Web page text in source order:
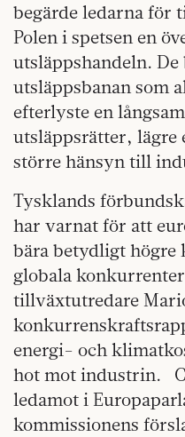
begärde ledarna för
Polen i spetsen en
utsläppshandeln.
utsläppsbanan som
efterlyste en
utsläppsrätter, lägre
större hänsyn till
Tysklands
har varnat för att
bära betydligt högre
globala
tillväxtutredare
energi- och
hot mot industrin.
ledamot i
kommissionens